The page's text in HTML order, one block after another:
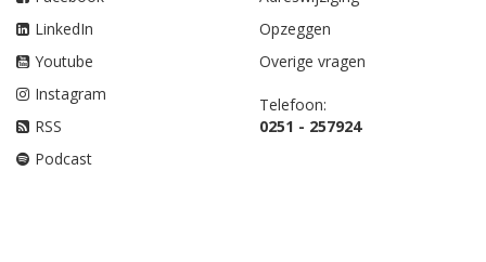
LinkedIn
Youtube
Instagram
RSS
Podcast
Opzeggen
Overige vragen
Telefoon:
0251 - 257924